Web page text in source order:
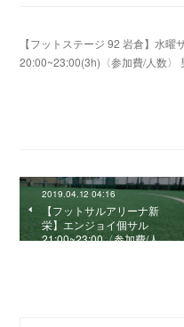
【フットステージ 92 岩倉】水曜
20:00~23:00(3h)〈参加費/人数〉
2019.04.12 04:16
【フットサルアリーナ新
栄】エンジョイ個サル
21:00~23:00〈参加費/人…